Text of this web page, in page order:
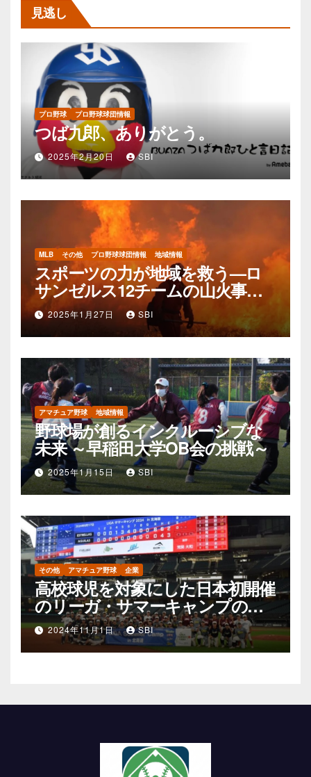
ー
ジ
送
り
見逃し
プロ野球 プロ野球球団情報
つば九郎、ありがとう。
2025年2月20日 SBI
MLB その他 プロ野球球団情報 地域情報
スポーツの力が地域を救う—ロ
サンゼルス12チームの山火事支
援活動
2025年1月27日 SBI
アマチュア野球 地域情報
野球場が創るインクルーシブな
未来 ～早稲田大学OB会の挑戦～
2025年1月15日 SBI
その他 アマチュア野球 企業
高校球児を対象にした日本初開催
のリーガ・サマーキャンプの可
能性
2024年11月1日 SBI